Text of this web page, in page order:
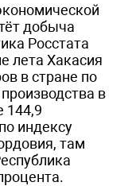
добыча
Росстата
лета Хакасия
в стране по
в
144,9
индексу
там